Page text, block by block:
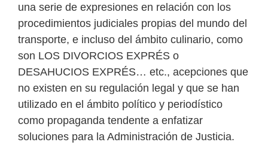
una serie de expresiones en relación con los
procedimientos judiciales propias del mundo del
transporte, e incluso del ámbito culinario, como
son LOS DIVORCIOS EXPRÉS o
DESAHUCIOS EXPRÉS… etc., acepciones que
no existen en su regulación legal y que se han
utilizado en el ámbito político y periodístico
como propaganda tendente a enfatizar
soluciones para la Administración de Justicia.